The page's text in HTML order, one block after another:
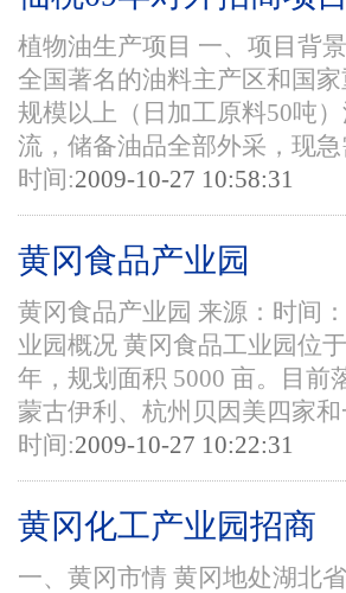
植物油生产项目 一、项目背
全国著名的油料主产区和国
规模以上（日加工原料50吨
流，储备油品全部外采，现
时间:2009-10-27 10:58:31
黄冈食品产业园
黄冈食品产业园 来源：时间
业园概况 黄冈食品工业园位
年，规划面积 5000 亩。目
蒙古伊利、杭州贝因美四家
时间:2009-10-27 10:22:31
黄冈化工产业园招商
一、黄冈市情 黄冈地处湖北